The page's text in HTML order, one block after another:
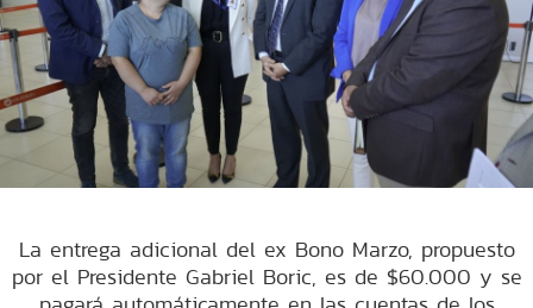
La entrega adicional del ex Bono Marzo, propuesto
por el Presidente Gabriel Boric, es de $60.000 y se